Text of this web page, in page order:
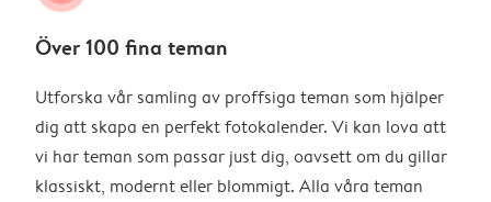
Över 100 fina teman
Utforska vår samling av proffsiga teman som hjälper
dig att skapa en perfekt fotokalender. Vi kan lova att
vi har teman som passar just dig, oavsett om du gillar
klassiskt, modernt eller blommigt. Alla våra teman